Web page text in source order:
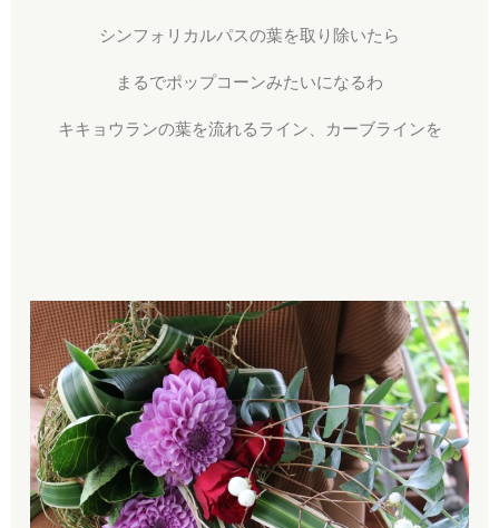
シンフォリカルパスの葉を取り除いたら
まるでポップコーンみたいになるわ
キキョウランの葉を流れるライン、カーブラインを